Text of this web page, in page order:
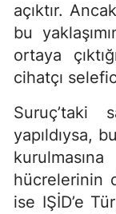
açıktır.
bu
ortaya
cihatçı
Suruç’taki
yapıldıysa,
hücrelerinin
ise IŞİD’e